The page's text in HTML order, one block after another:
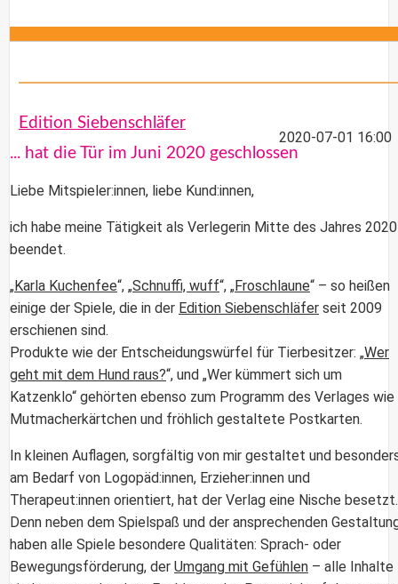
2020-07-01 16:00
Edition Siebenschläfer
... hat die Tür im Juni 2020 geschlossen
Liebe Mitspieler:innen, liebe Kund:innen,
ich habe meine Tätigkeit als Verlegerin Mitte des Jahres 2020
beendet.
„Karla Kuchenfee“, „Schnuffi, wuff“, „Froschlaune“ – so heißen
einige der Spiele, die in der Edition Siebenschläfer seit 2009
erschienen sind.
Produkte wie der Entscheidungswürfel für Tierbesitzer: „Wer
geht mit dem Hund raus?“, und „Wer kümmert sich um
Katzenklo“ gehörten ebenso zum Programm des Verlages wie
Mutmacherkärtchen und fröhlich gestaltete Postkarten.
In kleinen Auflagen, sorgfältig von mir gestaltet und
am Bedarf von Logopäd:innen, Erzieher:innen und
Therapeut:innen orientiert, hat der Verlag eine Nische besetzt.
Denn neben dem Spielspaß und der ansprechenden
haben alle Spiele besondere Qualitäten: Sprach- oder
Bewegungsförderung, der Umgang mit Gefühlen – alle Inhalte